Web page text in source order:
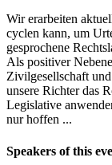
Wir erarbeiten
cyclen kann, um
gesprochene
Als positiver
Zivilgesellschaft
unsere Richter das
Legislative
nur hoffen ...
Speakers of this